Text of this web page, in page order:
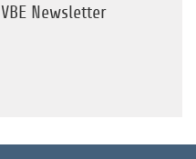
VBE Newsletter